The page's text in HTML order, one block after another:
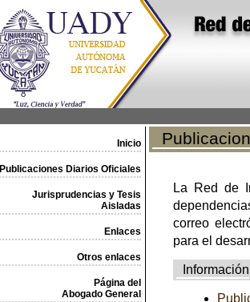
Inicio
Publicaciones Diarios Oficiales
Jurisprudencias y Tesis
Aisladas
Enlaces
Otros enlaces
Página del
Abogado General
La Red de
correo
para el
Información